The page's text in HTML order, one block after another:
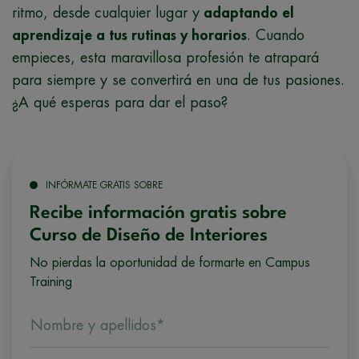
ritmo, desde cualquier lugar y adaptando el
aprendizaje a tus rutinas y horarios. Cuando
empieces, esta maravillosa profesión te atrapará
para siempre y se convertirá en una de tus pasiones.
¿A qué esperas para dar el paso?
INFÓRMATE GRATIS SOBRE
Recibe información gratis sobre
Curso de Diseño de Interiores
No pierdas la oportunidad de formarte en Campus
Training
Nombre y apellidos*